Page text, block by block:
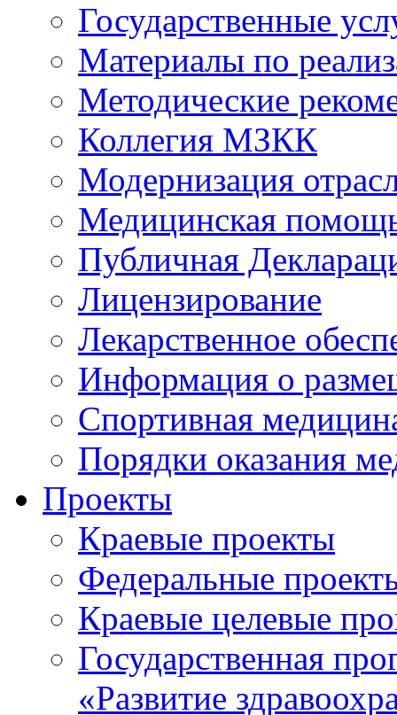
Государственные
Материалы по
Методические
Коллегия МЗКК
Модернизация
Медицинская
Публичная
Лицензирование
Лекарственное
Информация о
Спортивная
Порядки оказания
Проекты
Краевые проекты
Федеральные
Краевые целевые
Государственная
«Развитие